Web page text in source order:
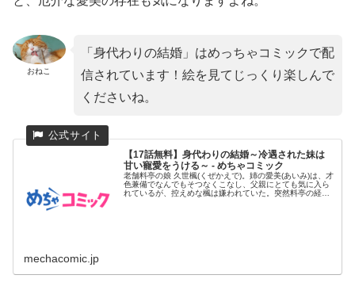
おねこ
「身代わりの結婚」はめっちゃコミックで配
信されています！絵を見てじっくり楽しんで
くださいね。
【17話無料】身代わりの結婚～冷遇された妹は
甘い寵愛をうける～ - めちゃコミック
老舗料亭の娘 久世楓(くぜかえで)。姉の愛美(あいみ)は、才
色兼備でなんでもそつなくこなし、父親にとても気に入ら
れているが、控えめな楓は嫌われていた。突然料亭の経営
mechacomic.jp